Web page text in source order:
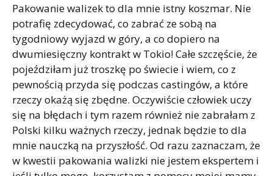
Pakowanie walizek to dla mnie istny koszmar. Nie
potrafię zdecydować, co zabrać ze sobą na
tygodniowy wyjazd w góry, a co dopiero na
dwumiesięczny kontrakt w Tokio! Całe szczęście, że
pojeździłam już troszkę po świecie i wiem, co z
pewnością przyda się podczas castingów, a które
rzeczy okażą się zbędne. Oczywiście człowiek uczy
się na błędach i tym razem również nie zabrałam z
Polski kilku ważnych rzeczy, jednak będzie to dla
mnie nauczką na przyszłość. Od razu zaznaczam, że
w kwestii pakowania walizki nie jestem ekspertem i